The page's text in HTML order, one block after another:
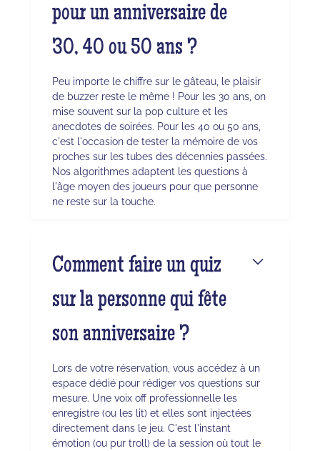
pour un anniversaire de
30, 40 ou 50 ans ?
Peu importe le chiffre sur le gâteau, le plaisir
de buzzer reste le même ! Pour les 30 ans, on
mise souvent sur la pop culture et les
anecdotes de soirées. Pour les 40 ou 50 ans,
c'est l'occasion de tester la mémoire de vos
proches sur les tubes des décennies passées.
Nos algorithmes adaptent les questions à
l'âge moyen des joueurs pour que personne
ne reste sur la touche.
Comment faire un quiz
sur la personne qui fête
son anniversaire ?
Lors de votre réservation, vous accédez à un
espace dédié pour rédiger vos questions sur
mesure. Une voix off professionnelle les
enregistre (ou les lit) et elles sont injectées
directement dans le jeu. C'est l'instant
émotion (ou pur troll) de la session où tout le